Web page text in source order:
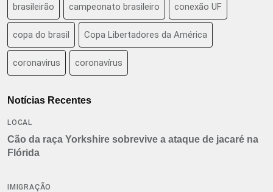
brasileirão campeonato brasileiro conexão UF
copa do brasil Copa Libertadores da América
coronavirus coronavírus
Notícias Recentes
LOCAL
Cão da raça Yorkshire sobrevive a ataque de jacaré na
Flórida
IMIGRAÇÃO